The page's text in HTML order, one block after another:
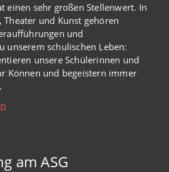
einen sehr großen Stellenwert. In
und Kunst gehören
und
unserem schulischen Leben:
unsere Schülerinnen und
Können und begeistern immer
am ASG